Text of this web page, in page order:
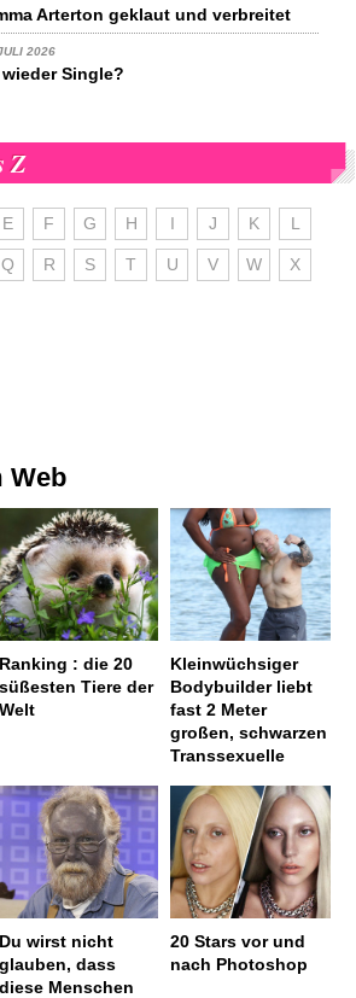
Arterton geklaut und verbreitet
2026
Single?
Z
E F G H I J K L
Q R S T U V W X
Web
Ranking : die 20
süßesten Tiere der
Welt
Kleinwüchsiger
Bodybuilder liebt
fast 2 Meter
großen, schwarzen
Transsexuelle
Du wirst nicht
glauben, dass
diese Menschen
20 Stars vor und
nach Photoshop